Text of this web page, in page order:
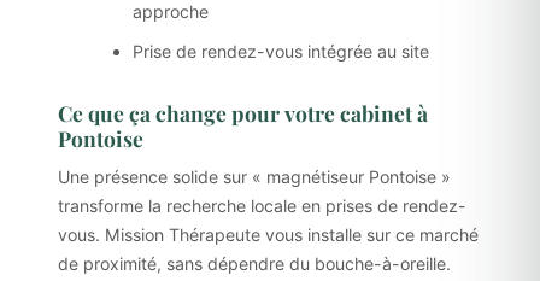
approche
Prise de rendez-vous intégrée au site
Ce que ça change pour votre cabinet à
Pontoise
Une présence solide sur « magnétiseur Pontoise »
transforme la recherche locale en prises de rendez-
vous. Mission Thérapeute vous installe sur ce marché
de proximité, sans dépendre du bouche-à-oreille.